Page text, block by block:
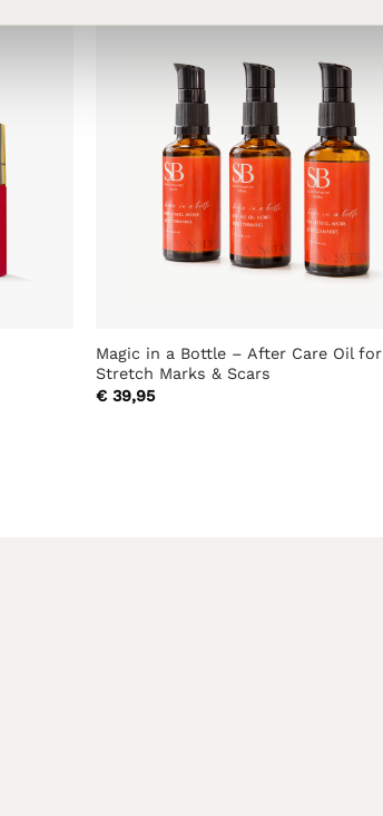
Magic in a Bottle – After Care Oil for
Stretch Marks & Scars
€39,95